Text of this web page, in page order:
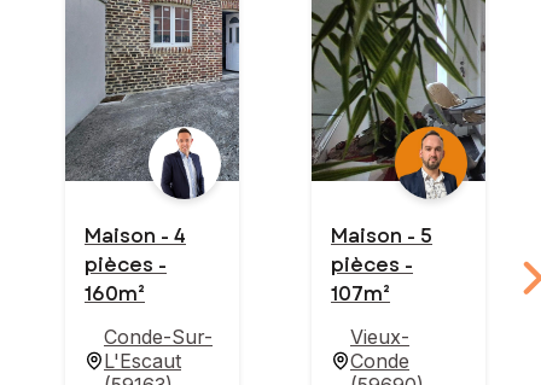
Maison - 4
pièces -
160m²
Conde-Sur-
L'Escaut
Maison - 5
pièces -
107m²
Vieux-
Conde